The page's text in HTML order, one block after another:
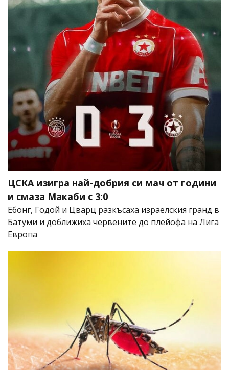
ЦСКА изигра най-добрия си мач от години
и смаза Макаби с 3:0
Ебонг, Годой и Цварц разкъсаха израелския гранд в
Батуми и доближиха червените до плейофа на Лига
Европа